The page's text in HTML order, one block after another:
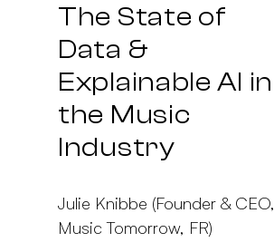
The State of
Data &
Explainable AI in
the Music
Industry
Julie Knibbe (Founder & CEO,
Music Tomorrow, FR)